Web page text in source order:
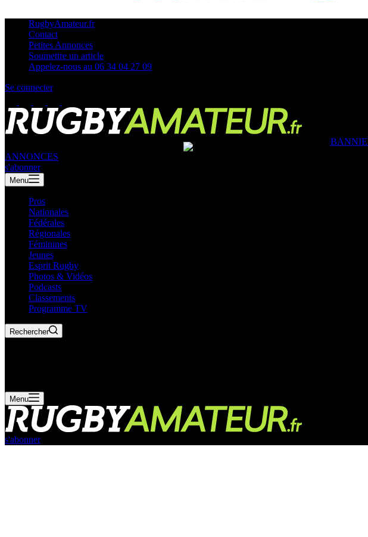
RugbyAmateur.fr
Contact
Petites Annonces
Soumettre un article
Appelez-nous au 06 34 04 27 09
Se connecter
ANNONCES
s'abonner
Menu
Pros
Nationales
Fédérales
Régionales
Féminines
Jeunes
Esprit Rugby
Photos & Vidéos
Podcasts
Classements
Programme TV
Rechercher
Menu
s'abonner